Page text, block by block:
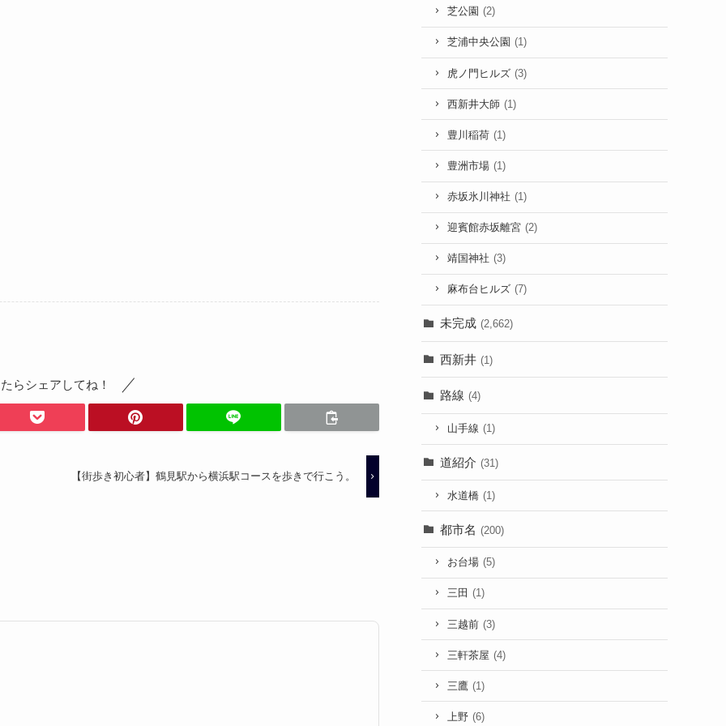
らシェアしてね！
【街歩き初心者】鶴見駅から横浜駅コースを歩きで行こう。
芝公園 (2)
芝浦中央公園 (1)
虎ノ門ヒルズ (3)
西新井大師 (1)
豊川稲荷 (1)
豊洲市場 (1)
赤坂氷川神社 (1)
迎賓館赤坂離宮 (2)
靖国神社 (3)
麻布台ヒルズ (7)
未完成 (2,662)
西新井 (1)
路線 (4)
山手線 (1)
道紹介 (31)
水道橋 (1)
都市名 (200)
お台場 (5)
三田 (1)
三越前 (3)
三軒茶屋 (4)
三鷹 (1)
上野 (6)